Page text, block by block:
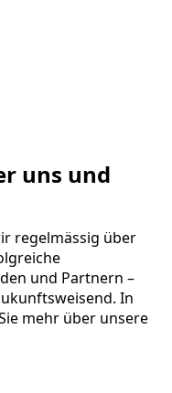
uns und
regelmässig über
und Partnern –
In
mehr über unsere